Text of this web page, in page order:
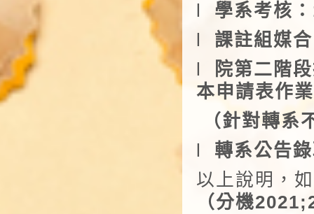
學系考核
課註組媒合
院第二階
本申請表作
（針對轉系
轉系公告
以上說明，
（分機